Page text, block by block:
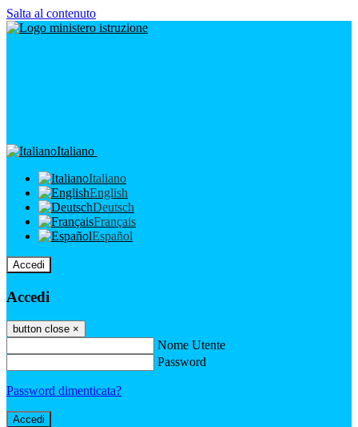
Salta al contenuto
Italiano
Italiano
English
Deutsch
Français
Español
Accedi
Accedi
button close ×
Nome Utente
Password
Password dimenticata?